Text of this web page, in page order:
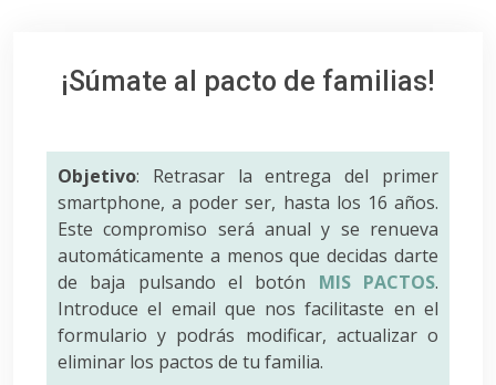
¡Súmate al pacto de familias!
Objetivo: Retrasar la entrega del primer
smartphone, a poder ser, hasta los 16 años.
Este compromiso será anual y se renueva
automáticamente a menos que decidas darte
de baja pulsando el botón MIS PACTOS.
Introduce el email que nos facilitaste en el
formulario y podrás modificar, actualizar o
eliminar los pactos de tu familia.